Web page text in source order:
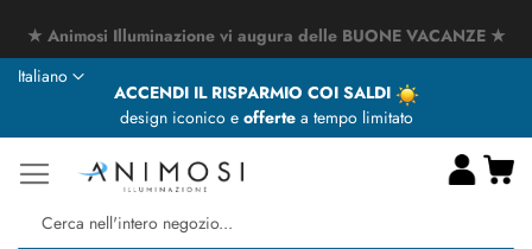
★ Animosi Illuminazione vi augura delle BUONE VACANZE ★
ACCENDI IL RISPARMIO COI SALDI
design iconico e offertea tempo limitato
Lingua
Italiano